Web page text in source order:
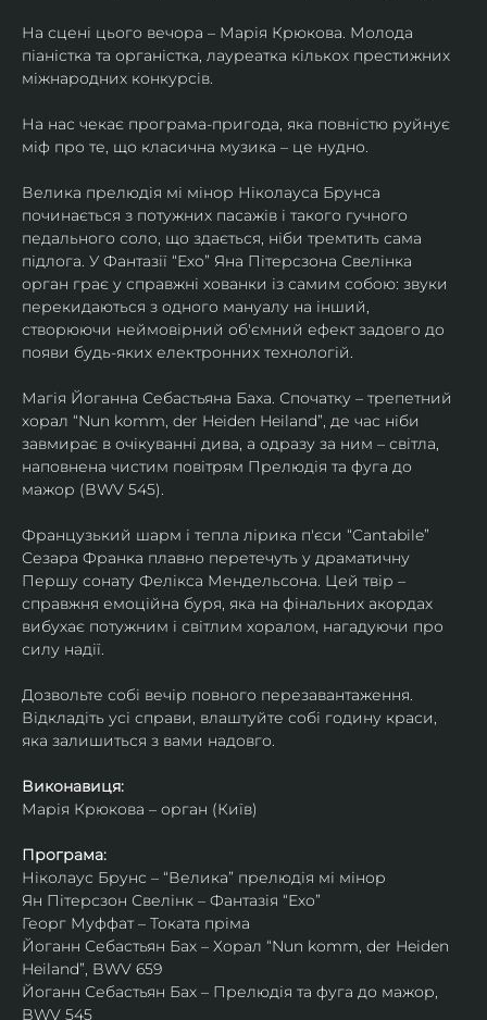
На сцені цього вечора – Марія Крюкова. Молода
піаністка та органістка, лауреатка кількох престижних
міжнародних конкурсів.
На нас чекає програма-пригода, яка повністю руйнує
міф про те, що класична музика – це нудно.
Велика прелюдія мі мінор Ніколауса Брунса
починається з потужних пасажів і такого гучного
педального соло, що здається, ніби тремтить сама
підлога. У Фантазії “Ехо” Яна Пітерсзона Свелінка
орган грає у справжні хованки із самим собою: звуки
перекидаються з одного мануалу на інший,
створюючи неймовірний об'ємний ефект задовго до
появи будь-яких електронних технологій.
Магія Йоганна Себастьяна Баха. Спочатку – трепетний
хорал “Nun komm, der Heiden Heiland”, де час ніби
завмирає в очікуванні дива, а одразу за ним – світла,
наповнена чистим повітрям Прелюдія та фуга до
мажор (BWV 545).
Французький шарм і тепла лірика п'єси “Cantabile”
Сезара Франка плавно перетечуть у драматичну
Першу сонату Фелікса Мендельсона. Цей твір –
справжня емоційна буря, яка на фінальних акордах
вибухає потужним і світлим хоралом, нагадуючи про
силу надії.
Дозвольте собі вечір повного перезавантаження.
Відкладіть усі справи, влаштуйте собі годину краси,
яка залишиться з вами надовго.
Виконавиця:
Марія Крюкова – орган (Київ)
Програма:
Ніколаус Брунс – “Велика” прелюдія мі мінор
Ян Пітерсзон Свелінк – Фантазія “Ехо”
Георг Муффат – Токата пріма
Йоганн Себастьян Бах – Хорал “Nun komm, der Heiden
Heiland”, BWV 659
Йоганн Себастьян Бах – Прелюдія та фуга до мажор,
BWV 545